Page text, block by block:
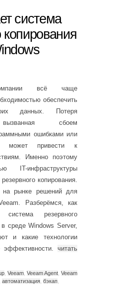
система
копирования
всё чаще
обеспечить
данных. Потеря
сбоем
ошибками или
может привести к
Именно поэтому
IT-инфраструктуры
копирования.
рынке решений для
Разберёмся, как
система резервного
среде Windows Server,
и какие технологии
читать
Veeam Veeam Agent Veeam
автоматизация бэкап